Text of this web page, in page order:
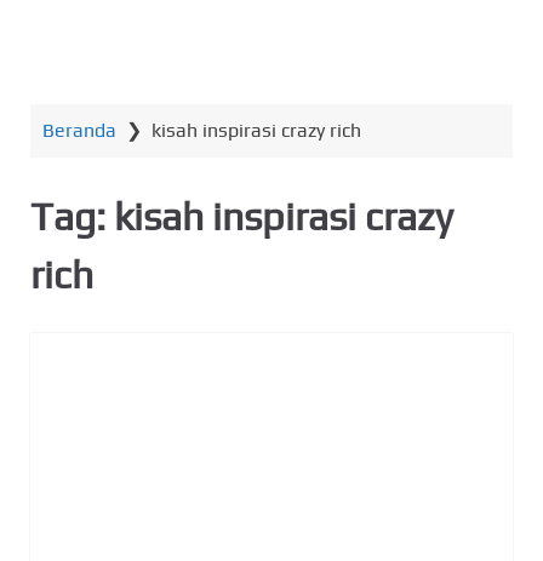
Beranda ❯ kisah inspirasi crazy rich
Tag: kisah inspirasi crazy
rich